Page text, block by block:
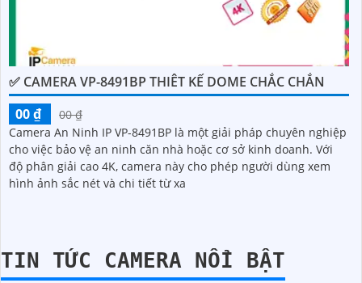
✅ CAMERA VP-8491BP THIÊT KẾ DOME CHẮC CHẮN
00 ₫
00 ₫
Camera An Ninh IP VP-8491BP là một giải pháp chuyên nghiệp
cho việc bảo vệ an ninh căn nhà hoặc cơ sở kinh doanh. Với
độ phân giải cao 4K, camera này cho phép người dùng xem
hình ảnh sắc nét và chi tiết từ xa
TIN TỨC CAMERA NỔI BẬT